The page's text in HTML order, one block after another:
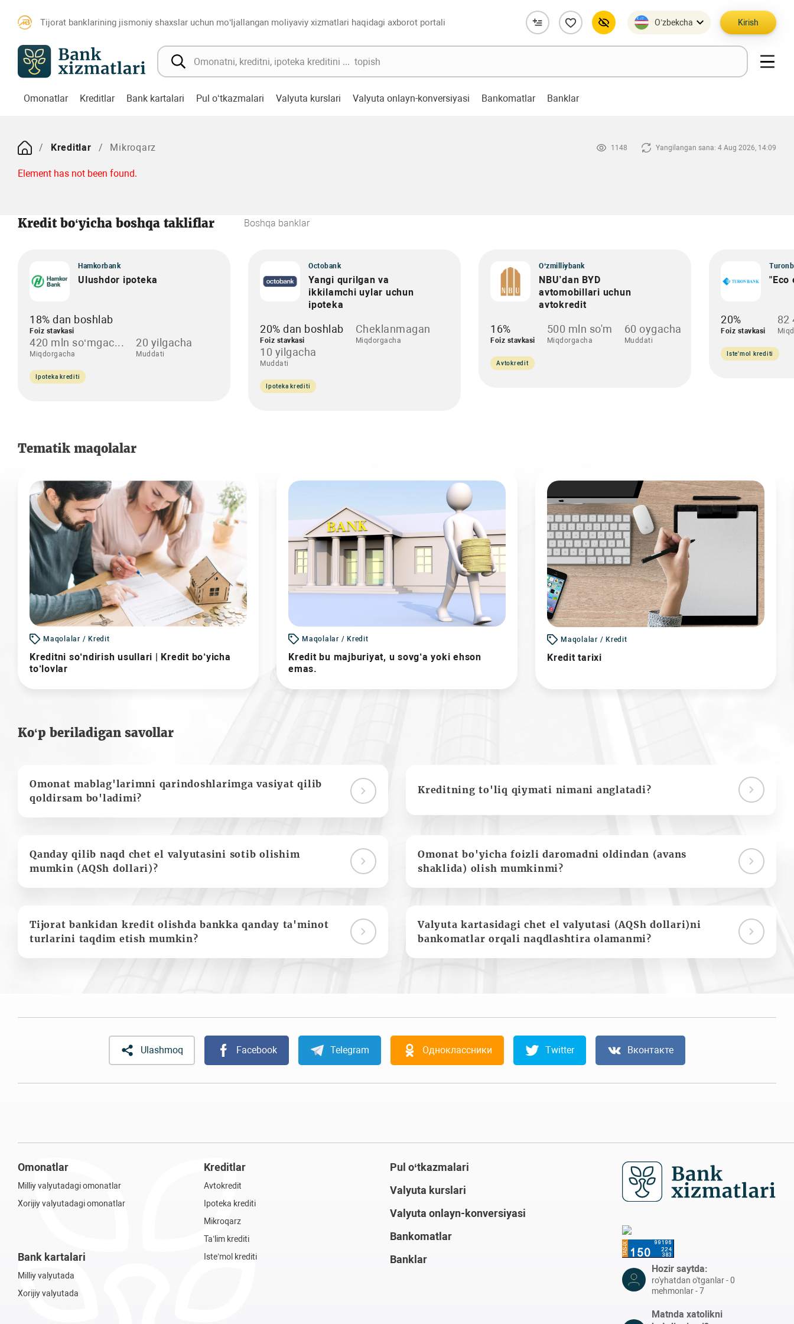
Tijorat banklarining jismoniy shaxslar uchun mo‘ljallangan moliyaviy xizmatlari haqidagi axborot portali O’zbekcha Kirish
Omonatlar Kreditlar Bank kartalari Pul o‘tkazmalari Valyuta kurslari Valyuta onlayn-konversiyasi Bankomatlar Banklar
Kreditlar Mikroqarz 1148 Yangilangan sana: 4 Aug 2026, 14:09
Element has not been found.
Kredit bo‘yicha boshqa takliflar Boshqa banklar
Hamkorbank
Ulushdor ipoteka
18% dan boshlab
Foiz stavkasi
420 mln so‘mgac...
Miqdorgacha
20 yilgacha
Muddati
Ipoteka krediti
Octobank
Yangi qurilgan va
ikkilamchi uylar uchun
ipoteka
20% dan boshlab
Foiz stavkasi
Cheklanmagan
Miqdorgacha
10 yilgacha
Muddati
Ipoteka krediti
O‘zmilliybank
NBU’dan BYD
avtomobillari uchun
avtokredit
16%
Foiz stavkasi
500 mln so'm
Miqdorgacha
60 oygacha
Muddati
Avtokredit
"Eco
20%
Foiz stavkasi
82
Iste'mol krediti
Tematik maqolalar
Maqolalar / Kredit
Kreditni so‘ndirish usullari | Kredit bo‘yicha
to‘lovlar
Maqolalar / Kredit
Kredit bu majburiyat, u sovg‘a yoki ehson
emas.
Maqolalar / Kredit
Kredit tarixi
Ko‘p beriladigan savollar
Omonat mablag'larimni qarindoshlarimga vasiyat qilib
qoldirsam bo'ladimi?
Kreditning to'liq qiymati nimani anglatadi?
Qanday qilib naqd chet el valyutasini sotib olishim
mumkin (AQSh dollari)?
Omonat bo'yicha foizli daromadni oldindan (avans
shaklida) olish mumkinmi?
Tijorat bankidan kredit olishda bankka qanday ta'minot
turlarini taqdim etish mumkin?
Valyuta kartasidagi chet el valyutasi (AQSh dollari)ni
bankomatlar orqali naqdlashtira olamanmi?
Ulashmoq Facebook Telegram Одноклассники Twitter Вконтакте
Omonatlar
Milliy valyutadagi omonatlar
Xorijiy valyutadagi omonatlar
Bank kartalari
Milliy valyutada
Xorijiy valyutada
Kreditlar
Avtokredit
Ipoteka krediti
Mikroqarz
Ta’lim krediti
Iste’mol krediti
Pul o‘tkazmalari
Valyuta kurslari
Valyuta onlayn-konversiyasi
Bankomatlar
Banklar
Hozir saytda:
ro'yhatdan o'tganlar - 0
mehmonlar - 7
Matnda xatolikni